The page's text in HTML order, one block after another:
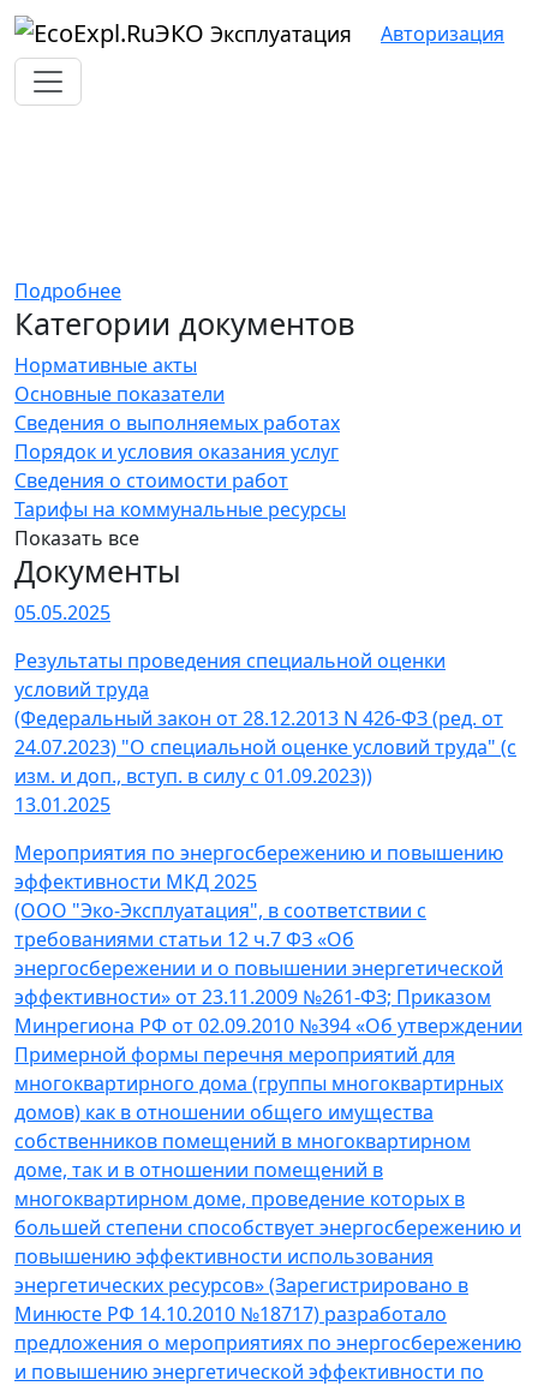
ЭКО Эксплуатация Авторизация
Подробнее
Категории документов
Нормативные акты
Основные показатели
Сведения о выполняемых работах
Порядок и условия оказания услуг
Сведения о стоимости работ
Тарифы на коммунальные ресурсы
Показать все
Документы
05.05.2025
Результаты проведения специальной оценки
условий труда
(Федеральный закон от 28.12.2013 N 426-ФЗ (ред. от
24.07.2023) "О специальной оценке условий труда" (с
изм. и доп., вступ. в силу с 01.09.2023))
13.01.2025
Мероприятия по энергосбережению и повышению
эффективности МКД 2025
(ООО "Эко-Эксплуатация", в соответствии с
требованиями статьи 12 ч.7 ФЗ «Об
энергосбережении и о повышении энергетической
эффективности» от 23.11.2009 №261-ФЗ; Приказом
Минрегиона РФ от 02.09.2010 №394 «Об утверждении
Примерной формы перечня мероприятий для
многоквартирного дома (группы многоквартирных
домов) как в отношении общего имущества
собственников помещений в многоквартирном
доме, так и в отношении помещений в
многоквартирном доме, проведение которых в
большей степени способствует энергосбережению и
повышению эффективности использования
энергетических ресурсов» (Зарегистрировано в
Минюсте РФ 14.10.2010 №18717) разработало
предложения о мероприятиях по энергосбережению
и повышению энергетической эффективности по